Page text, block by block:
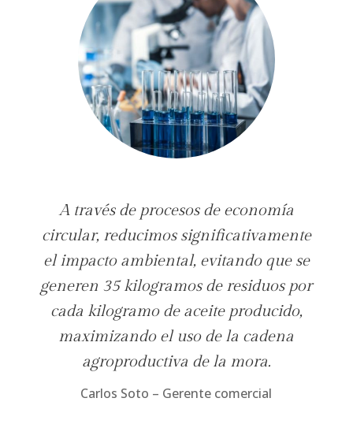
A través de procesos de economía
circular, reducimos significativamente
el impacto ambiental, evitando que se
generen 35 kilogramos de residuos por
cada kilogramo de aceite producido,
maximizando el uso de la cadena
agroproductiva de la mora.
Carlos Soto – Gerente comercial